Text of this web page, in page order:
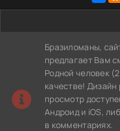
Бразиломаны,
предлагает Вам
Родной человек
качестве!
просмотр
Андроид и iOS,
в комментариях.